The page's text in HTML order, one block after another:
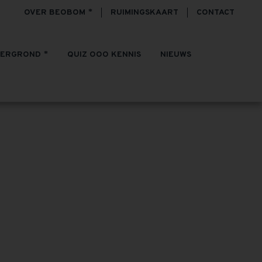
OVER BEOBOM RUIMINGSKAART CONTACT
QUIZ OOO KENNIS NIEUWS